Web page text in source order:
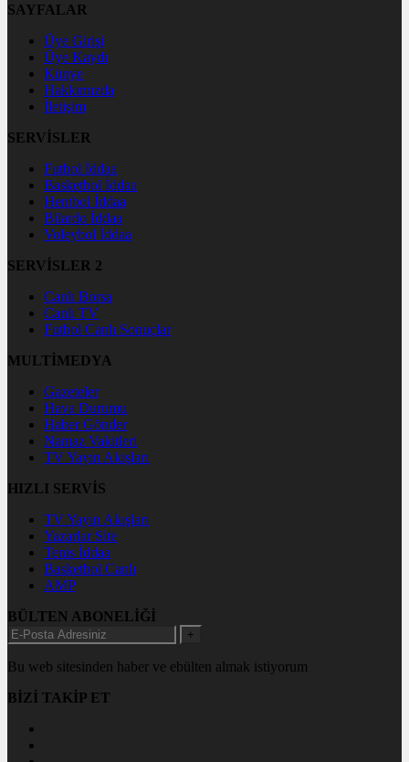
SAYFALAR
Üye Girişi
Üye Kaydı
Künye
Hakkımızda
İletişim
SERVİSLER
Futbol İddaa
Basketbol İddaa
Hentbol İddaa
Bilardo İddaa
Voleybol İddaa
SERVİSLER 2
Canlı Borsa
Canlı TV
Futbol Canlı Sonuçlar
MULTİMEDYA
Gazeteler
Hava Durumu
Haber Gönder
Namaz Vakitleri
TV Yayın Akışları
HIZLI SERVİS
TV Yayın Akışları
Yazarlar Site
Tenis İddaa
Basketbol Canlı
AMP
BÜLTEN ABONELİĞİ
+
Bu web sitesinden haber ve ebülten almak istiyorum
BİZİ TAKİP ET